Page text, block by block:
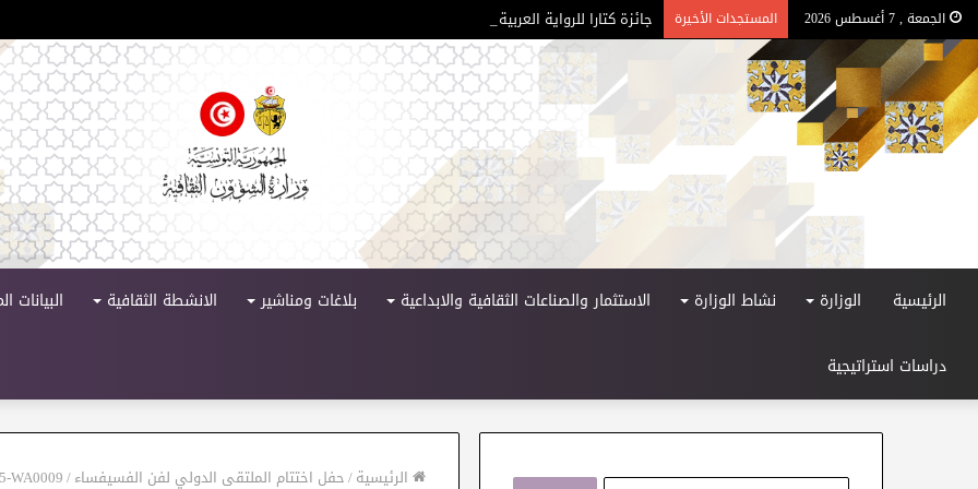
الجمعة , 7 أغسطس 2026 المستجدات الأخيرة جائزة كتارا للرواية العربية – الدورة 11
الرئيسية الوزارة نشاط الوزارة الاستثمار والصناعات الثقافية والابداعية بلاغات ومناشير الانشطة الثقافية البيانات
دراسات استراتيجية
الرئيسية/حفل اختتام الملتقى الدولي لفن الفسيفساء/
WA0009